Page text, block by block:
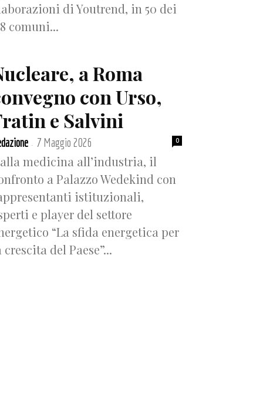
di Youtrend, in 50 dei
comuni...
a Roma
con Urso,
e Salvini
- 7 Maggio 2026 0
medicina all’industria, il
a Palazzo Wedekind con
istituzionali,
e player del settore
“La sfida energetica per
crescita del Paese”...